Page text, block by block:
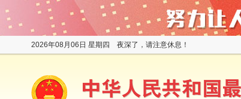
2026年08月06日 星期四 夜深了，请注意休息！